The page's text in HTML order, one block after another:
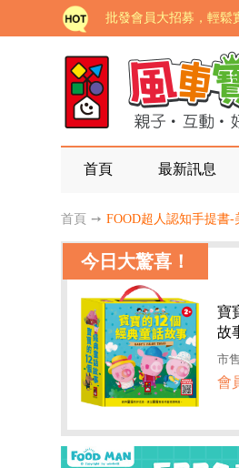
如需更改或重開發票
老師您好!!幼教會員火
海外購物免煩惱！點我
家長樂了!「風車書版集
批發會員大招募，輕鬆
海外購物免煩惱！點我
首頁 最新訊息
首頁 ➙ FOOD超人認知手提書-
今日大驚喜！
寶
故
市
會